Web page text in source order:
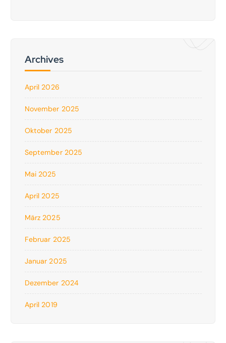
Archives
April 2026
November 2025
Oktober 2025
September 2025
Mai 2025
April 2025
März 2025
Februar 2025
Januar 2025
Dezember 2024
April 2019